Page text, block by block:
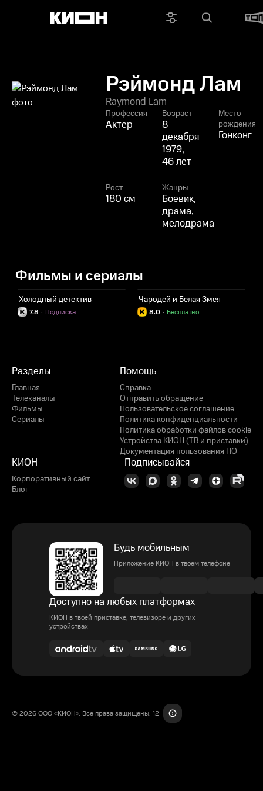
Рэймонд Лам
Raymond Lam
Профессия
Актер
Возраст
8
декабря
1979,
46 лет
Место
рождения
Гонконг
Рост
180 см
Жанры
Боевик,
драма,
мелодрама
Фильмы и сериалы
Холодный детектив
7.8 Подписка
·
Чародей и Белая Змея
8.0 Бесплатно
·
Разделы
Главная
Телеканалы
Фильмы
Сериалы
Помощь
Справка
Отправить обращение
Пользовательское соглашение
Политика конфиденциальности
Политика обработки файлов cookie
Устройства КИОН (ТВ и приставки)
Документация пользования ПО
КИОН
Корпоративный сайт
Блог
Подписывайся
Будь мобильным
Приложение КИОН в твоем телефоне
Доступно на любых платформах
КИОН в твоей приставке, телевизоре и других
устройствах
© 2026 ООО «КИОН». Все права защищены. 12+